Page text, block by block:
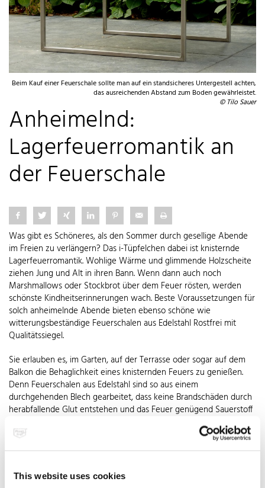
This website uses cookies
Beim Kauf einer Feuerschale sollte man auf ein standsicheres Untergestell achten,
das ausreichenden Abstand zum Boden gewährleistet.
© Tilo Sauer
Anheimelnd:
Lagerfeuerromantik an
der Feuerschale
Was gibt es Schöneres, als den Sommer durch gesellige Abende
im Freien zu verlängern? Das i-Tüpfelchen dabei ist knisternde
Lagerfeuerromantik. Wohlige Wärme und glimmende Holzscheite
ziehen Jung und Alt in ihren Bann. Wenn dann auch noch
Marshmallows oder Stockbrot über dem Feuer rösten, werden
schönste Kindheitserinnerungen wach. Beste Voraussetzungen für
solch anheimelnde Abende bieten ebenso schöne wie
witterungsbeständige Feuerschalen aus Edelstahl Rostfrei mit
Qualitätssiegel.
Sie erlauben es, im Garten, auf der Terrasse oder sogar auf dem
Balkon die Behaglichkeit eines knisternden Feuers zu genießen.
Denn Feuerschalen aus Edelstahl sind so aus einem
durchgehenden Blech gearbeitet, dass keine Brandschäden durch
herabfallende Glut entstehen und das Feuer genügend Sauerstoff
erhält. Mit zusätzlichen Funkenschutzgittern aus nichtrostendem
Stahl geht man auch in beengten räumlichen Verhältnissen auf
Umkippen der Schale zu verhindern. Deshalb sollte man beim Kauf